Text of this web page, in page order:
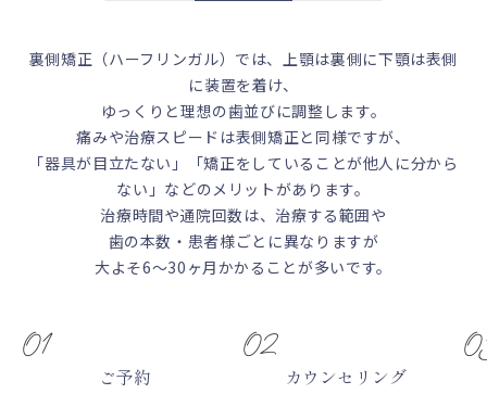
裏側矯正（ハーフリンガル）では、上顎は裏側に下顎は表側
に装置を着け、
ゆっくりと理想の歯並びに調整します。
痛みや治療スピードは表側矯正と同様ですが、
「器具が目立たない」「矯正をしていることが他人に分から
ない」などのメリットがあります。
治療時間や通院回数は、治療する範囲や
歯の本数・患者様ごとに異なりますが
大よそ6～30ヶ月かかることが多いです。
ご予約 カウンセリング